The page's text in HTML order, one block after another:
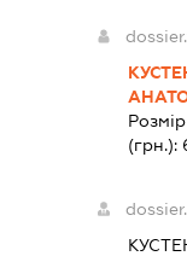
(грн.):